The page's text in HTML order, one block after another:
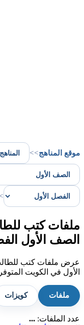
موقع المناهج>>
ملفات كتب
الصف الأول
عرض ملفات كتب
الأول في الكويت
ملفات كويزات
عدد الملفات: ...